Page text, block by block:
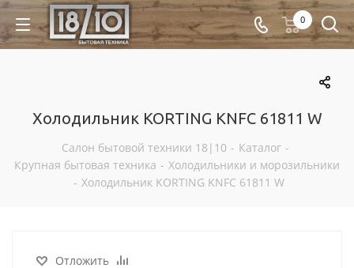
0
Холодильник KORTING KNFC 61811 W
Салон бытовой техники 18|10 - Каталог -
Крупная бытовая техника - Холодильники и морозильники
- Холодильник KORTING KNFC 61811 W
Отложить